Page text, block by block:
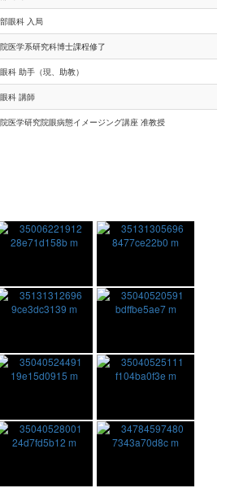
眼科 入局
医学系研究科博士課程修了
科 助手（現、助教）
科 講師
医学研究院眼病態イメージング講座 准教授